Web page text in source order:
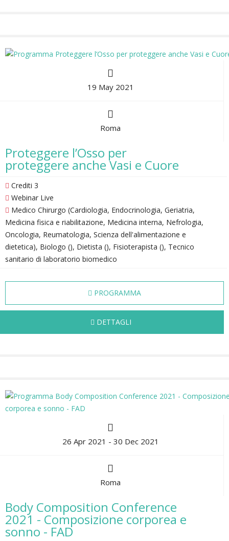
19 May 2021
Roma
Proteggere l’Osso per
proteggere anche Vasi e Cuore
Crediti 3
Webinar Live
Medico Chirurgo (Cardiologia, Endocrinologia, Geriatria,
Medicina fisica e riabilitazione, Medicina interna, Nefrologia,
Oncologia, Reumatologia, Scienza dell'alimentazione e
dietetica), Biologo (), Dietista (), Fisioterapista (), Tecnico
sanitario di laboratorio biomedico
PROGRAMMA
DETTAGLI
26 Apr 2021 - 30 Dec 2021
Roma
Body Composition Conference
2021 - Composizione corporea e
sonno - FAD